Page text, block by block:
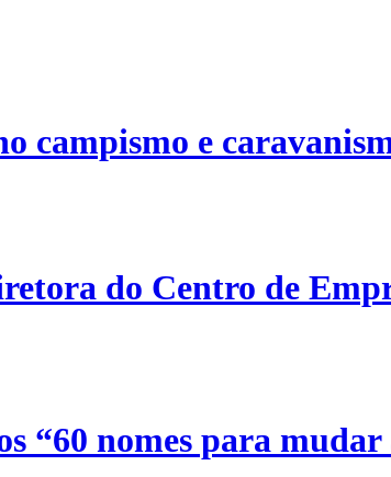
campismo e
do Centro de
“60 nomes para